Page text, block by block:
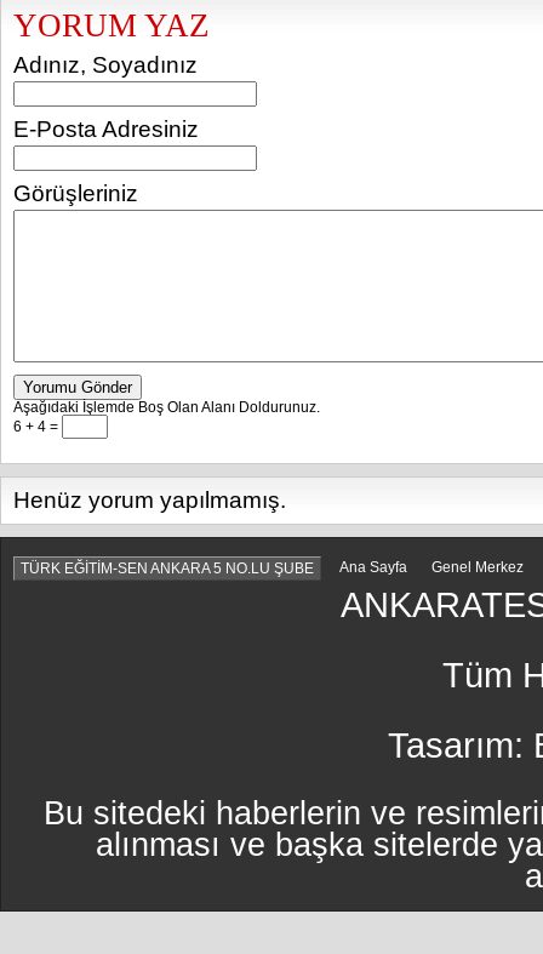
YORUM YAZ
Adınız, Soyadınız
E-Posta Adresiniz
Görüşleriniz
Yorumu Gönder
Aşağıdaki İşlemde Boş Olan Alanı Doldurunuz.
6 + 4 =
Henüz yorum yapılmamış.
TÜRK EĞİTİM-SEN ANKARA 5 NO.LU ŞUBE Ana Sayfa Genel Merkez
Tüm
Tasarım:
Bu sitedeki haberlerin ve
alınması ve başka sitelerde